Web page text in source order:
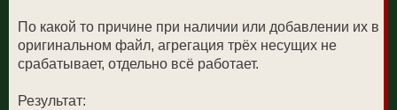
66D2A 6
1A2A-3A2-20A2 6
1A2-3A2A-20A2 6
1A2-3A2-20A2A 6
1A2-3A2A-26A2 6
По какой то причине при наличии или добавлении их в
оригинальном файл, агрегация трёх несущих не
срабатывает, отдельно всё работает.
Результат: